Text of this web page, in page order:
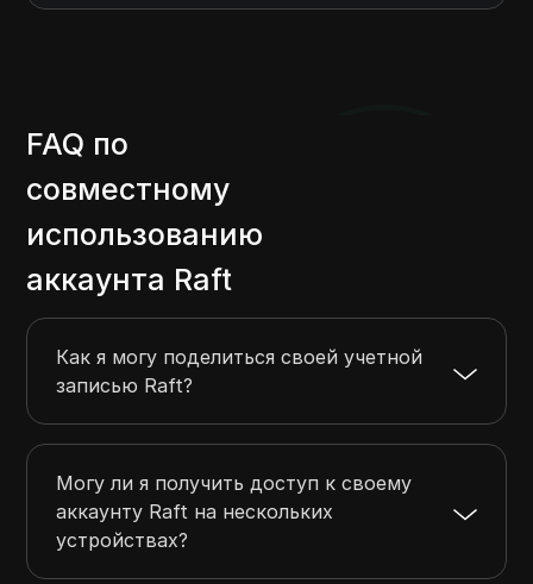
FAQ по
совместному
использованию
аккаунта Raft
Как я могу поделиться своей учетной
записью Raft?
Могу ли я получить доступ к своему
аккаунту Raft на нескольких
устройствах?